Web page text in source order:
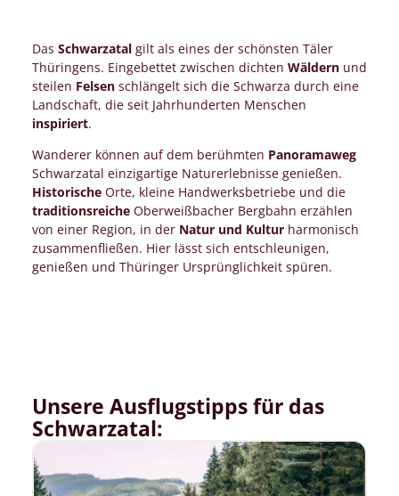
Das Schwarzatalgilt als eines der schönsten Täler
Thüringens. Eingebettet zwischen dichten Wäldernund
steilen Felsenschlängelt sich die Schwarza durch eine
Landschaft, die seit Jahrhunderten Menschen
inspiriert.
Wanderer können auf dem berühmten Panoramaweg
Schwarzatal einzigartige Naturerlebnisse genießen.
HistorischeOrte, kleine Handwerksbetriebe und die
traditionsreicheOberweißbacher Bergbahn erzählen
von einer Region, in der Natur und Kulturharmonisch
zusammenfließen. Hier lässt sich entschleunigen,
genießen und Thüringer Ursprünglichkeit spüren.
Unsere Ausflugstipps für das
Schwarzatal: